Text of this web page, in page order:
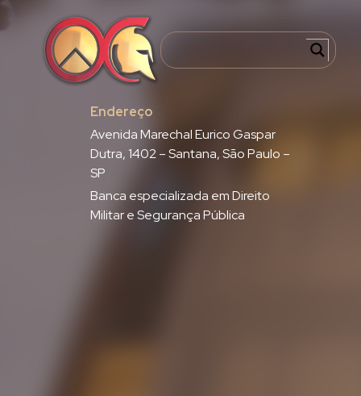
Endereço
Avenida Marechal Eurico Gaspar
Dutra, 1402 – Santana, São Paulo –
SP
Banca especializada em Direito
Militar e Segurança Pública